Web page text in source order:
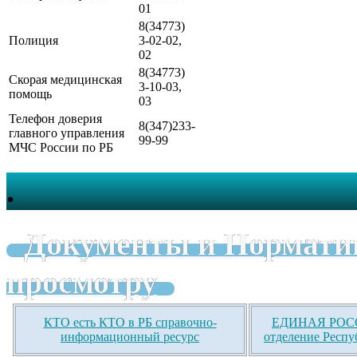
01
Полиция
8(34773)
3-02-02,
02
Скорая медицинская
помощь
8(34773)
3-10-03,
03
Телефон доверия
главного управления
МЧС России по РБ
8(347)233-
99-99
.
Документы и
просмотру
КТО есть КТО в РБ справочно-
информационный ресурс
ЕДИНАЯ
отделение